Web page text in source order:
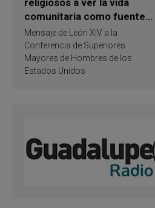
comunitaria como fuente
de inspiración y
santificación
Mensaje de León XIV a la
Conferencia de Superiores
Mayores de Hombres de los
Estados Unidos